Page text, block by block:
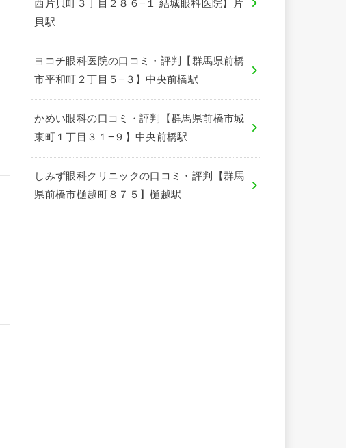
西片貝町３丁目２８６−１ 結城眼科医院】片
貝駅
ヨコチ眼科医院の口コミ・評判【群馬県前橋
市平和町２丁目５−３】中央前橋駅
かめい眼科の口コミ・評判【群馬県前橋市城
東町１丁目３１−９】中央前橋駅
しみず眼科クリニックの口コミ・評判【群馬
県前橋市樋越町８７５】樋越駅